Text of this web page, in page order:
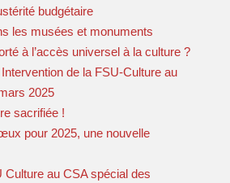
budgétaire
les musées et monuments
à l’accès universel à la culture ?
de la FSU-Culture au
2025
sacrifiée !
pour 2025, une nouvelle
Culture au CSA spécial des